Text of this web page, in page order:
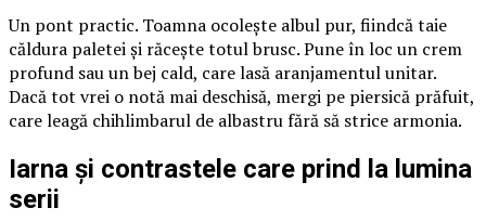
Un pont practic. Toamna ocolește albul pur, fiindcă taie
căldura paletei și răcește totul brusc. Pune în loc un crem
profund sau un bej cald, care lasă aranjamentul unitar.
Dacă tot vrei o notă mai deschisă, mergi pe piersică prăfuit,
care leagă chihlimbarul de albastru fără să strice armonia.
Iarna și contrastele care prind la lumina
serii